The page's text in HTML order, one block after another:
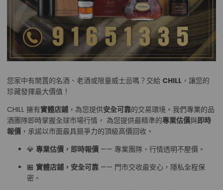
您家中有閒置的名酒、老酒或限量威士忌嗎？交給 CHILL ，讓您的
珍藏發揮最大價值！
CHILL 擁有實體店鋪 ，為您提供安全可靠的交易環境。我們專業的品
酒團隊即時掌握全球市場行情， 為您提供最精準的專業估價與即時
報價 ，承諾以市面最具競爭力的頂級高價回收。
💎 專業估價，即時報價 —— 專業團隊，行情透明不壓價。
🏪 實體店鋪，安全可靠 —— 門市交收最安心，隱私全程保
密。